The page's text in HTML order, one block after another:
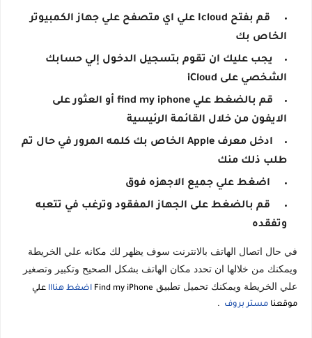
قم بفتح Icloud علي اي متصفح علي جهاز الكمبيوتر
الخاص بك
الشخصي على iCloud
الايفون من خلال القائمة الرئيسية
طلب ذلك منك
اضغط علي جميع الاجهزه فوق
وتفقده
علي الخريطة ويمكنك تحميل تطبيق Find my iPhone اضغط هنااا علي
موقعنا مستر بروف .